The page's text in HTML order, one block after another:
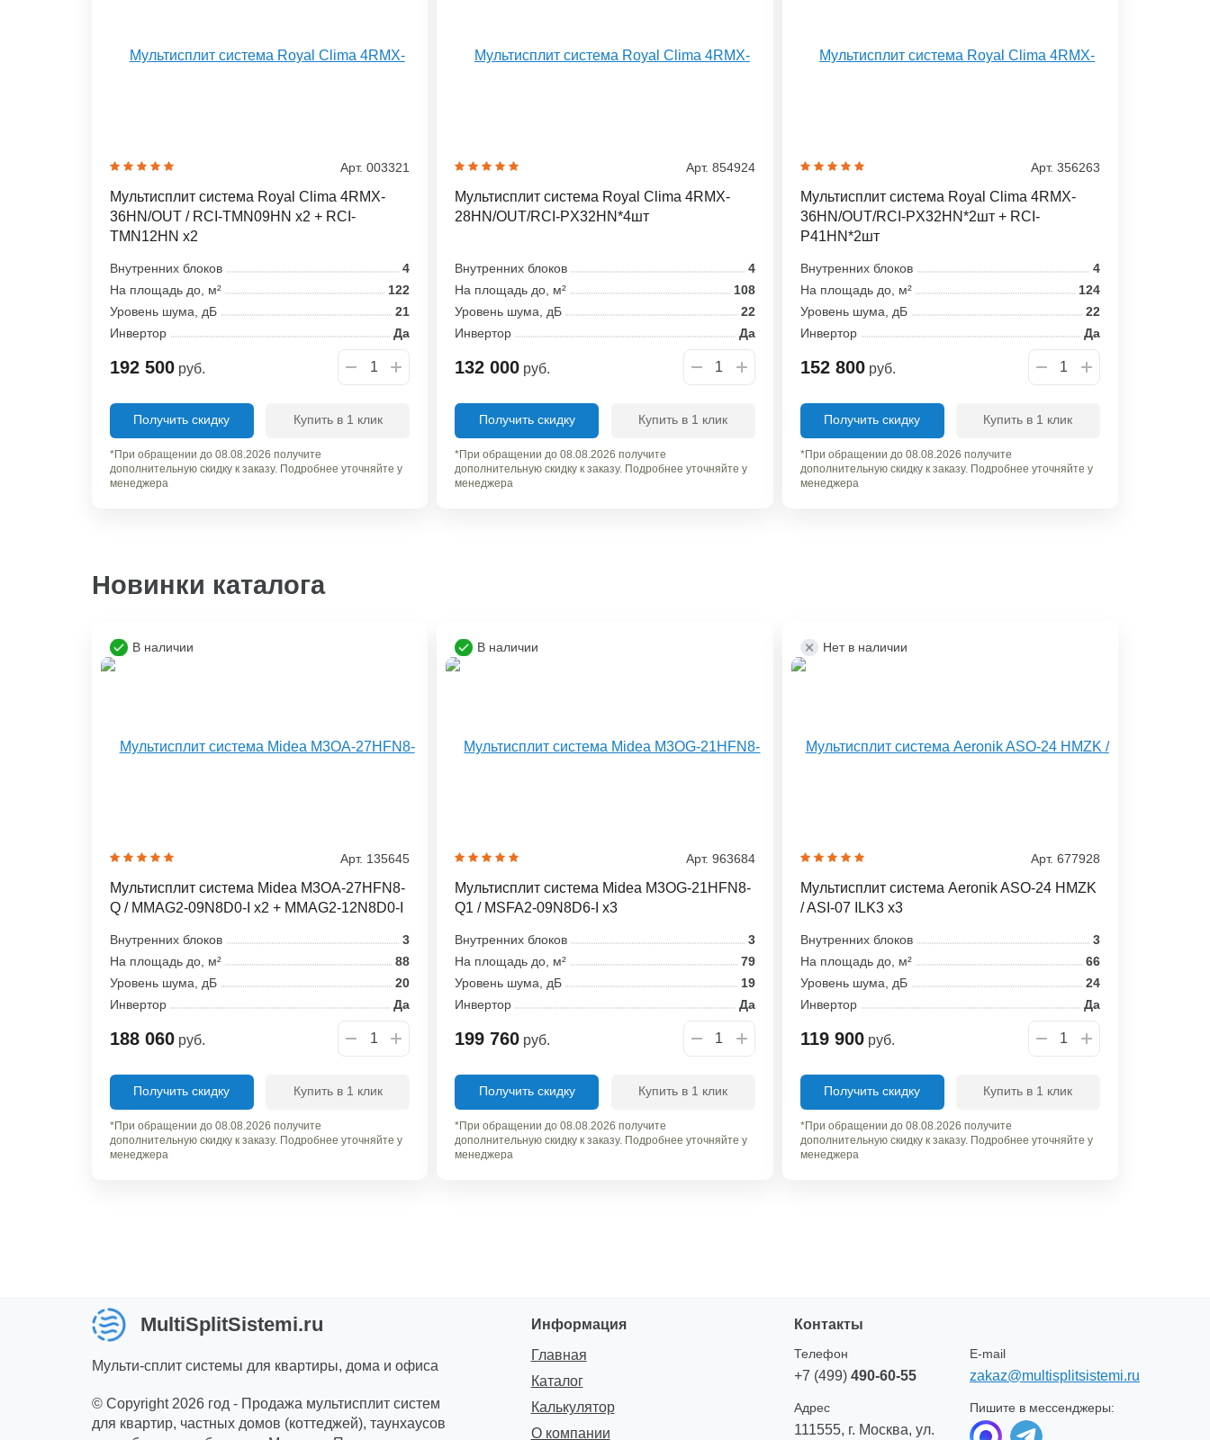
Арт. 003321
Мультисплит система Royal Clima 4RMX-
36HN/OUT / RCI-TMN09HN x2 + RCI-
TMN12HN x2
Внутренних блоков
4
На площадь до, м²
122
Уровень шума, дБ
21
Инвертор
Да
192 500 руб.
Получить скидку Купить в 1 клик
*При обращении до 08.08.2026 получите
дополнительную скидку к заказу. Подробнее уточняйте у
менеджера
Арт. 854924
Мультисплит система Royal Clima 4RMX-
28HN/OUT/RCI-PX32HN*4шт
Внутренних блоков
4
На площадь до, м²
108
Уровень шума, дБ
22
Инвертор
Да
132 000 руб.
Получить скидку Купить в 1 клик
*При обращении до 08.08.2026 получите
дополнительную скидку к заказу. Подробнее уточняйте у
менеджера
Арт. 356263
Мультисплит система Royal Clima 4RMX-
36HN/OUT/RCI-PX32HN*2шт + RCI-
P41HN*2шт
Внутренних блоков
4
На площадь до, м²
124
Уровень шума, дБ
22
Инвертор
Да
152 800руб.
Получить скидку Купить в 1 клик
*При обращении до 08.08.2026 получите
дополнительную скидку к заказу. Подробнее уточняйте у
менеджера
Новинки каталога
В наличии
Арт. 135645
Мультисплит система Midea M3OA-27HFN8-
Q / MMAG2-09N8D0-I x2 + MMAG2-12N8D0-I
Внутренних блоков
3
На площадь до, м²
88
Уровень шума, дБ
20
Инвертор
Да
188 060 руб.
Получить скидку Купить в 1 клик
*При обращении до 08.08.2026 получите
дополнительную скидку к заказу. Подробнее уточняйте у
менеджера
В наличии
Арт. 963684
Мультисплит система Midea M3OG-21HFN8-
Q1 / MSFA2-09N8D6-I x3
Внутренних блоков
3
На площадь до, м²
79
Уровень шума, дБ
19
Инвертор
Да
199 760 руб.
Получить скидку Купить в 1 клик
*При обращении до 08.08.2026 получите
дополнительную скидку к заказу. Подробнее уточняйте у
менеджера
Нет в наличии
Арт. 677928
Мультисплит система Aeronik ASO-24 HMZK
/ ASI-07 ILK3 x3
Внутренних блоков
3
На площадь до, м²
66
Уровень шума, дБ
24
Инвертор
Да
119 900руб.
Получить скидку Купить в 1 клик
*При обращении до 08.08.2026 получите
дополнительную скидку к заказу. Подробнее уточняйте у
менеджера
MultiSplitSistemi.ru
Мульти-сплит системы для квартиры, дома и офиса
© Copyright 2026 год - Продажа мультисплит систем
для квартир, частных домов (коттеджей), таунхаусов
Информация
Главная
Каталог
Калькулятор
О компании
Контакты
Телефон
+7 (499) 490-60-55
E-mail
zakaz@multisplitsistemi.ru
Адрес
111555, г. Москва, ул.
Пишите в мессенджеры: